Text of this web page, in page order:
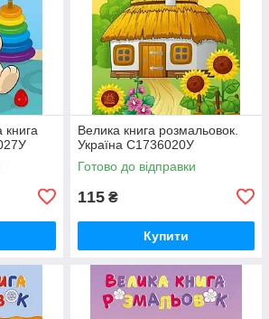
книга
Велика книга розмальовок.
Україна С1736020У
Готово до відправки
115 ₴
Купити